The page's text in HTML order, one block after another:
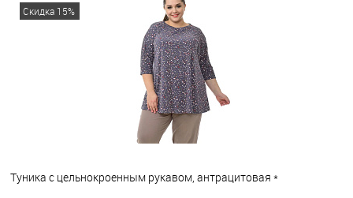
Скидка 15%
Туника с цельнокроенным рукавом, антрацитовая *